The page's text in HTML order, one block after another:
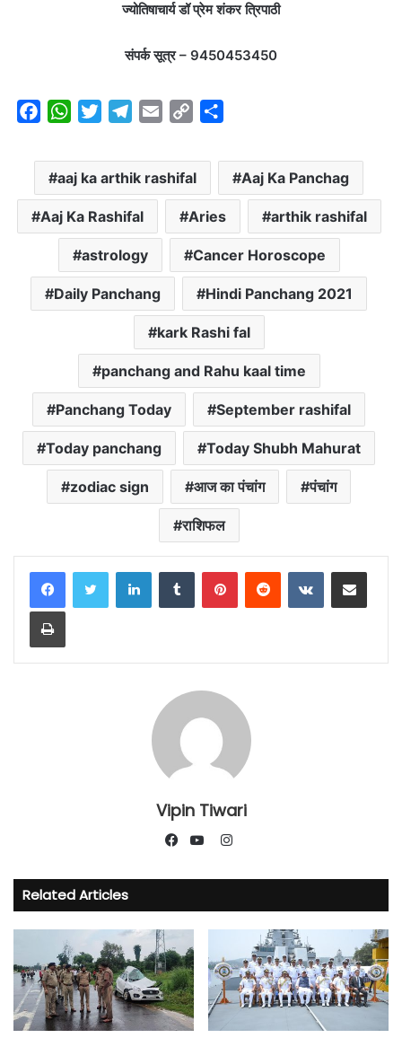
ज्योतिषाचार्य डॉ प्रेम शंकर त्रिपाठी
संपर्क सूत्र – 9450453450
c
b
o
k
W
a
t
s
A
p
p
i
t
t
e
r
l
e
g
r
a
m
a
i
l
p
y
L
i
n
k
a
e
aaj ka arthik rashifal Aaj Ka Panchag
Aaj Ka Rashifal Aries arthik rashifal
astrology Cancer Horoscope
Daily Panchang Hindi Panchang 2021
kark Rashi fal
panchang and Rahu kaal time
Panchang Today September rashifal
Today panchang Today Shubh Mahurat
zodiac sign आज का पंचांग पंचांग
राशिफल
LinkedInTumblr PinterestReddit VKontakteShare via Email
Print
Vipin Tiwari
Instagram
Related Articles